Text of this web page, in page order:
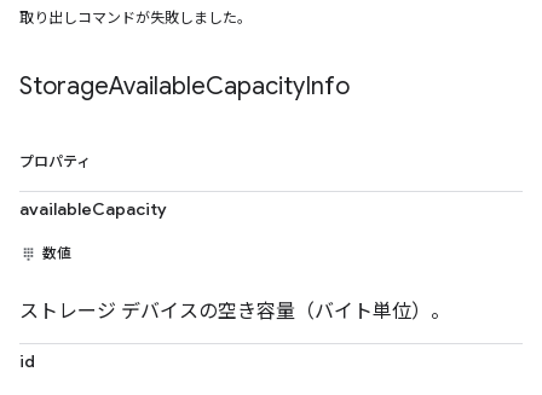
取り出しコマンドが失敗しました。
StorageAvailableCapacityInfo
プロパティ
availableCapacity
数値
ストレージ デバイスの空き容量（バイト単位）。
id